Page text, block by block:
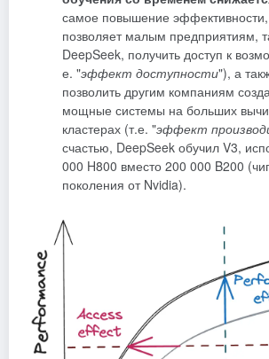
самое повышение эффективности,
позволяет малым предприятиям,
DeepSeek, получить доступ к
е. "эффект доступности"), а
позволить другим компаниям
мощные системы на больших
кластерах (т.е. "эффект
счастью, DeepSeek обучил V3,
000 H800 вместо 200 000 B200
поколения от Nvidia).